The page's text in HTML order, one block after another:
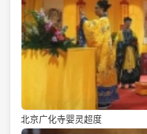
北京广化寺婴灵超度